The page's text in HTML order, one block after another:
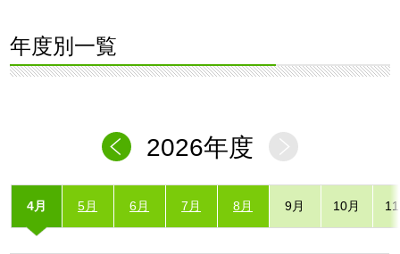
年度別一覧
2026年度
4月 5月 6月 7月 8月 9月 10月